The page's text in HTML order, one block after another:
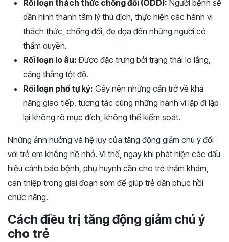
Rối loạn thách thức chống đối (ODD): Người bệnh sẽ
dần hình thành tâm lý thù địch, thực hiện các hành vi
thách thức, chống đối, đe dọa đến những người có
thẩm quyền.
Rối loạn lo âu: Được đặc trưng bởi trạng thái lo lắng,
căng thẳng tột độ.
Rối loạn phổ tự kỷ: Gây nên những cản trở về khả
năng giao tiếp, tương tác cùng những hành vi lặp đi lặp
lại không rõ mục đích, không thể kiểm soát.
Những ảnh hưởng và hệ lụy của tăng động giảm chú ý đối
với trẻ em không hề nhỏ. Vì thế, ngay khi phát hiện các dấu
hiệu cảnh báo bệnh, phụ huynh cần cho trẻ thăm khám,
can thiệp trong giai đoạn sớm để giúp trẻ dần phục hồi
chức năng.
Cách điều trị tăng động giảm chú ý
cho trẻ